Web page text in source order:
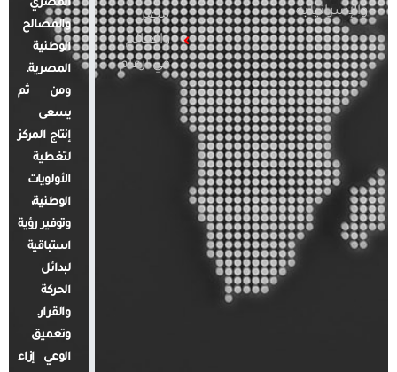
والإسرائيلية
مصر
والعالم
في أرقام
المصري
والمصالح
الوطنية
المصرية.
ومن ثم
يسعى
إنتاج المركز
لتغطية
الأولويات
الوطنية،
وتوفير رؤية
استباقية
لبدائل
الحركة
والقرار.
وتعميق
الوعي إزاء